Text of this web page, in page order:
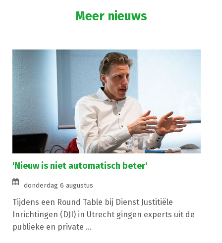
Meer nieuws
'Nieuw is niet automatisch beter'
donderdag 6 augustus
Tijdens een Round Table bij Dienst Justitiële
Inrichtingen (DJI) in Utrecht gingen experts uit de
publieke en private ...